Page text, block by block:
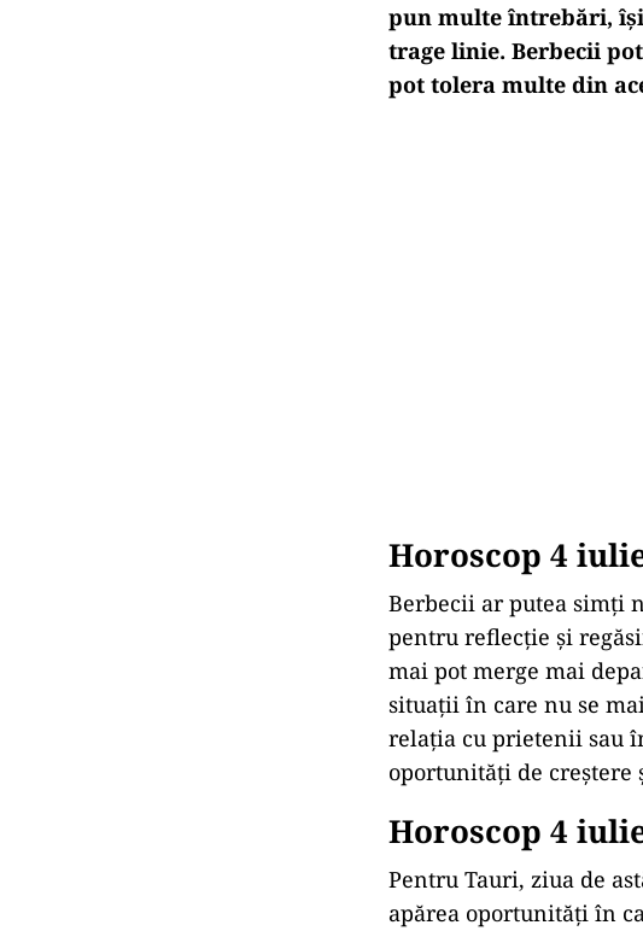
pun multe întrebări,
trage linie. Berbecii
pot tolera multe din
Horoscop 4
Berbecii ar putea simți
pentru reflecție și
mai pot merge mai
situații în care nu se
relația cu prietenii sau
oportunități de creștere
Horoscop 4
Pentru Tauri, ziua de
apărea oportunități în